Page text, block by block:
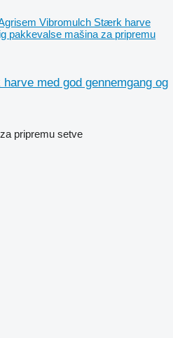
Vibromulch Stærk harve
pakkevalse mašina za pripremu
med god gennemgang og
pripremu setve